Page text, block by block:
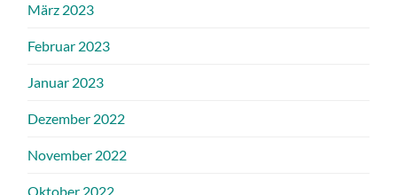
März 2023
Februar 2023
Januar 2023
Dezember 2022
November 2022
Oktober 2022